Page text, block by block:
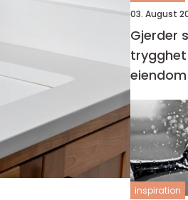
03. August
Gjerder
inspiration